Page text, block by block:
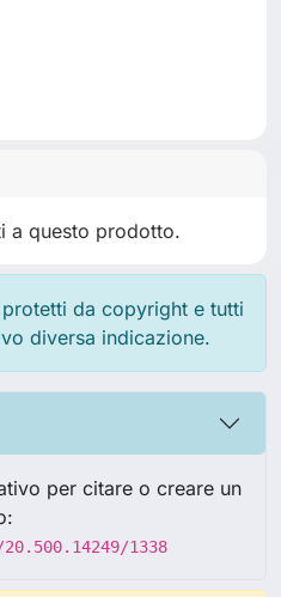
a questo prodotto.
da copyright e tutti
diversa indicazione.
per citare o creare un
1338